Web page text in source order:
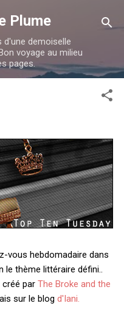
principal
Plume
d'une demoiselle
voyage au milieu
pages.
vous hebdomadaire dans
thème littéraire défini..
par The Broke and the
sur le blog d'Iani